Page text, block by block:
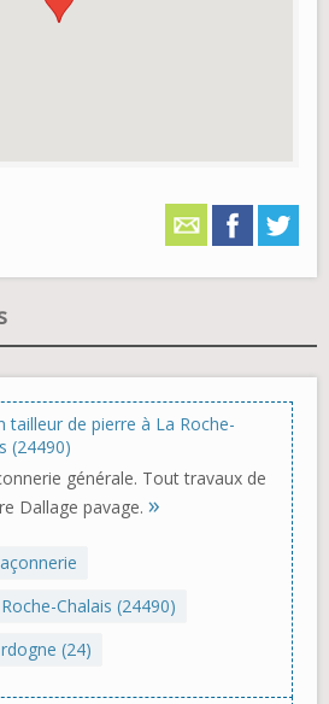
tailleur de pierre à La Roche-
(24490)
générale. Tout travaux de
Dallage pavage. »
Chalais (24490)
(24)